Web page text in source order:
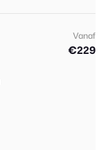
Vanaf
€229